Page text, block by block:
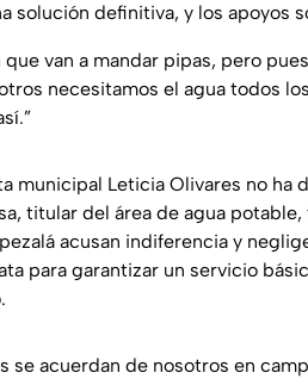
solución definitiva, y los apoyos
van a mandar pipas, pero
necesitamos el agua todos
municipal Leticia Olivares no ha
titular del área de agua
acusan indiferencia y
para garantizar un servicio
se acuerdan de nosotros en